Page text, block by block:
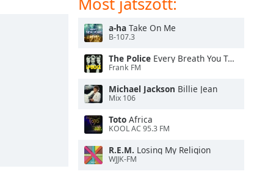
a-ha Take On Me
B-107.3
The Police Every Breath You Take
Frank FM
Michael Jackson Billie Jean
Mix 106
Toto Africa
KOOL AC 95.3 FM
R.E.M. Losing My Religion
WJJK-FM